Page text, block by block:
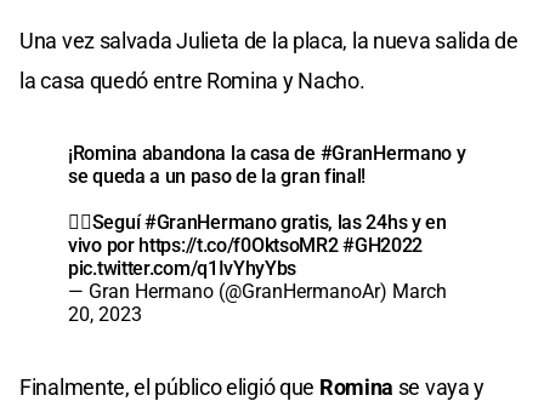
Una vez salvada Julieta de la placa, la nueva salida de
la casa quedó entre Romina y Nacho.
¡Romina abandona la casa de #GranHermano y
se queda a un paso de la gran final!
👉🏼Seguí#GranHermanogratis, las 24hs y en
vivo por https://t.co/f0OktsoMR2#GH2022
pic.twitter.com/q1IvYhyYbs
— Gran Hermano (@GranHermanoAr) March
20, 2023
Finalmente, el público eligió que Romina se vaya y